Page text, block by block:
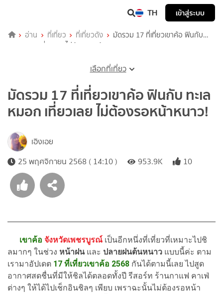
TH เข้าสู่ระบบ
อ่าน ที่เที่ยว ที่เที่ยวดัง
มัดรวม 17 ที่เที่ยวเขาค้อ ฟินกับ
ทะเลหมอก เที่ยวเลย ไม่ต้องรอหน้าหนาว!
เลือกที่เที่ยว
มัดรวม 17 ที่เที่ยวเขาค้อ ฟินกับ ทะเล
หมอก เที่ยวเลย ไม่ต้องรอหน้าหนาว!
เอิงเอย
25 พฤศจิกายน 2568 ( 14:10 )
953.9K 10
เขาค้อ จังหวัดเพชรบูรณ์ เป็นอีกหนึ่งที่เที่ยวที่เหมาะไปชิ
ลมากๆ ในช่วง หน้าฝนและ ปลายฝนต้นหนาว แบบนี้ค่ะ ตาม
เรามาอัปเดต 17 ที่เที่ยวเขาค้อ 2568 กันได้ตามนี้เลย ไปสูด
อากาศสดชื่นที่มีให้ชิลได้ตลอดทั้งปี รีสอร์ท ร้านกาแฟ คาเฟ่
ต่างๆ ให้ได้ไปเช็กอินชิลๆ เพียบ เพราฉะนั้นไม่ต้องรอหน้า